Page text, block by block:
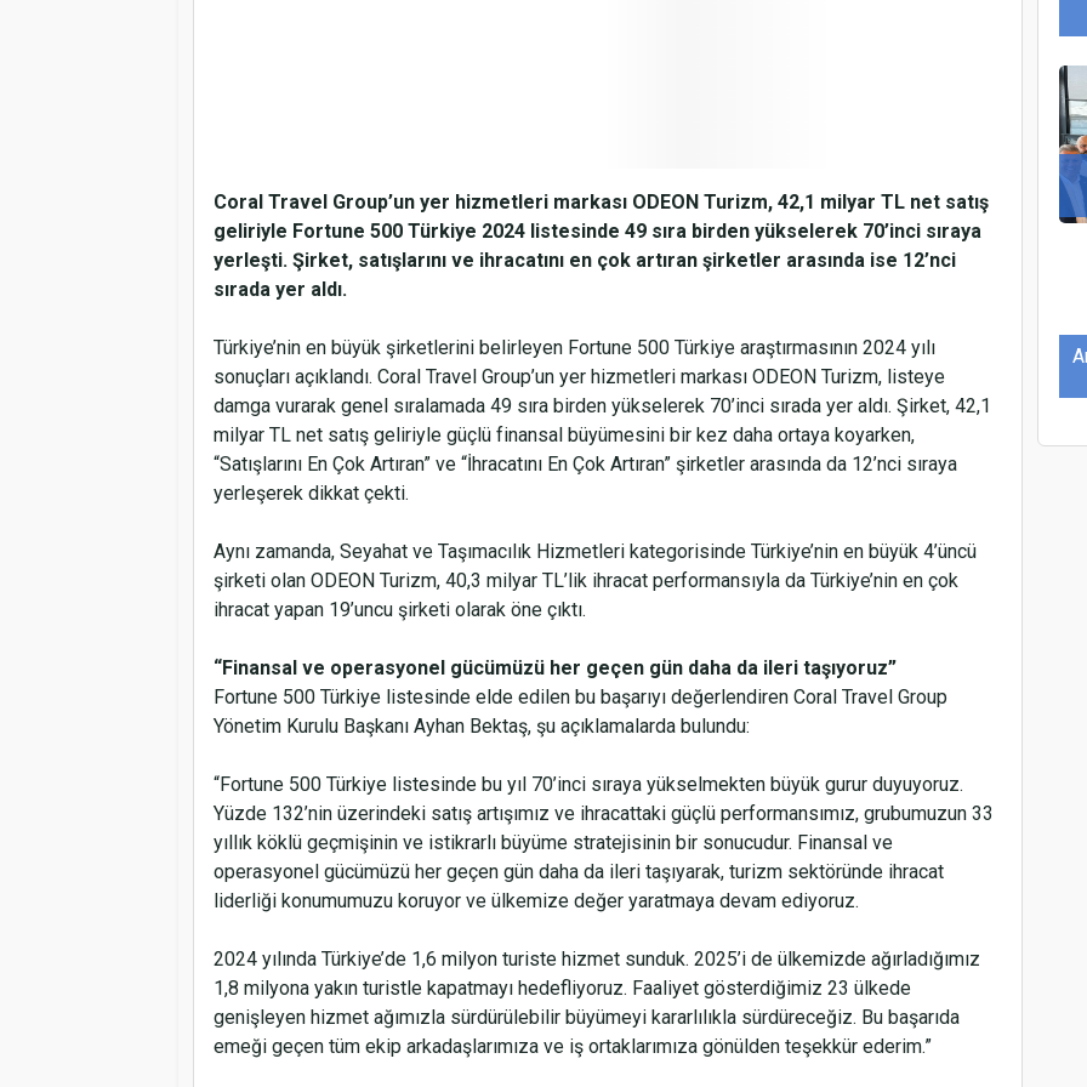
Coral Travel Group’un yer hizmetleri markası ODEON Turizm, 42,1 milyar TL net satış
geliriyle Fortune 500 Türkiye 2024 listesinde 49 sıra birden yükselerek 70’inci sıraya
yerleşti. Şirket, satışlarını ve ihracatını en çok artıran şirketler arasında ise 12’nci
sırada yer aldı.
Türkiye’nin en büyük şirketlerini belirleyen Fortune 500 Türkiye araştırmasının 2024 yılı
sonuçları açıklandı. Coral Travel Group’un yer hizmetleri markası ODEON Turizm, listeye
damga vurarak genel sıralamada 49 sıra birden yükselerek 70’inci sırada yer aldı. Şirket, 42,1
milyar TL net satış geliriyle güçlü finansal büyümesini bir kez daha ortaya koyarken,
“Satışlarını En Çok Artıran” ve “İhracatını En Çok Artıran” şirketler arasında da 12’nci sıraya
yerleşerek dikkat çekti.
Aynı zamanda, Seyahat ve Taşımacılık Hizmetleri kategorisinde Türkiye’nin en büyük 4’üncü
şirketi olan ODEON Turizm, 40,3 milyar TL’lik ihracat performansıyla da Türkiye’nin en çok
ihracat yapan 19’uncu şirketi olarak öne çıktı.
“Finansal ve operasyonel gücümüzü her geçen gün daha da ileri taşıyoruz”
Fortune 500 Türkiye listesinde elde edilen bu başarıyı değerlendiren Coral Travel Group
Yönetim Kurulu Başkanı Ayhan Bektaş, şu açıklamalarda bulundu:
“Fortune 500 Türkiye listesinde bu yıl 70’inci sıraya yükselmekten büyük gurur duyuyoruz.
Yüzde 132’nin üzerindeki satış artışımız ve ihracattaki güçlü performansımız, grubumuzun 33
yıllık köklü geçmişinin ve istikrarlı büyüme stratejisinin bir sonucudur. Finansal ve
operasyonel gücümüzü her geçen gün daha da ileri taşıyarak, turizm sektöründe ihracat
liderliği konumumuzu koruyor ve ülkemize değer yaratmaya devam ediyoruz.
2024 yılında Türkiye’de 1,6 milyon turiste hizmet sunduk. 2025’i de ülkemizde ağırladığımız
1,8 milyona yakın turistle kapatmayı hedefliyoruz. Faaliyet gösterdiğimiz 23 ülkede
genişleyen hizmet ağımızla sürdürülebilir büyümeyi kararlılıkla sürdüreceğiz. Bu başarıda
emeği geçen tüm ekip arkadaşlarımıza ve iş ortaklarımıza gönülden teşekkür ederim.”